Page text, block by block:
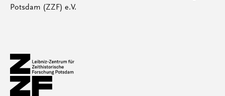
Potsdam (ZZF) e.V.